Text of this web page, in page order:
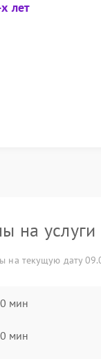
лет
на услуги
на текущую дату
мин
мин